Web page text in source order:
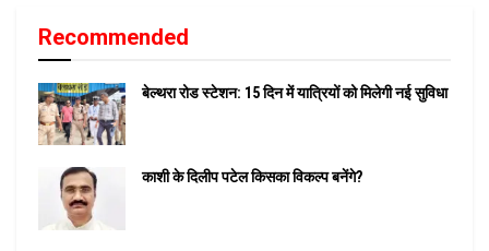
Recommended
बेल्थरा रोड स्टेशन: 15 दिन में यात्रियों को मिलेगी नई सुविधा
काशी के दिलीप पटेल किसका विकल्प बनेंगे?